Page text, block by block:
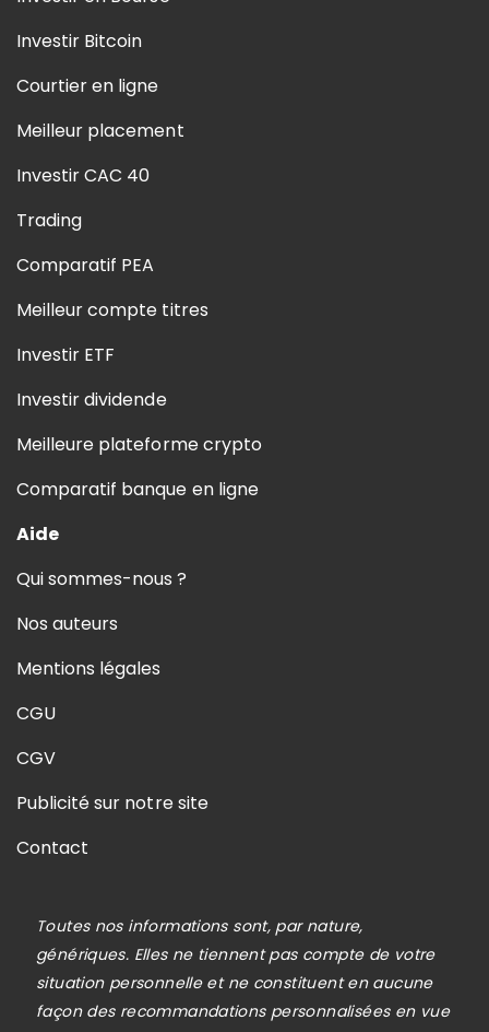
Investir Bitcoin
Courtier en ligne
Meilleur placement
Investir CAC 40
Trading
Comparatif PEA
Meilleur compte titres
Investir ETF
Investir dividende
Meilleure plateforme crypto
Comparatif banque en ligne
Aide
Qui sommes-nous ?
Nos auteurs
Mentions légales
CGU
CGV
Publicité sur notre site
Contact
Toutes nos informations sont, par nature,
génériques. Elles ne tiennent pas compte de votre
situation personnelle et ne constituent en aucune
façon des recommandations personnalisées en vue